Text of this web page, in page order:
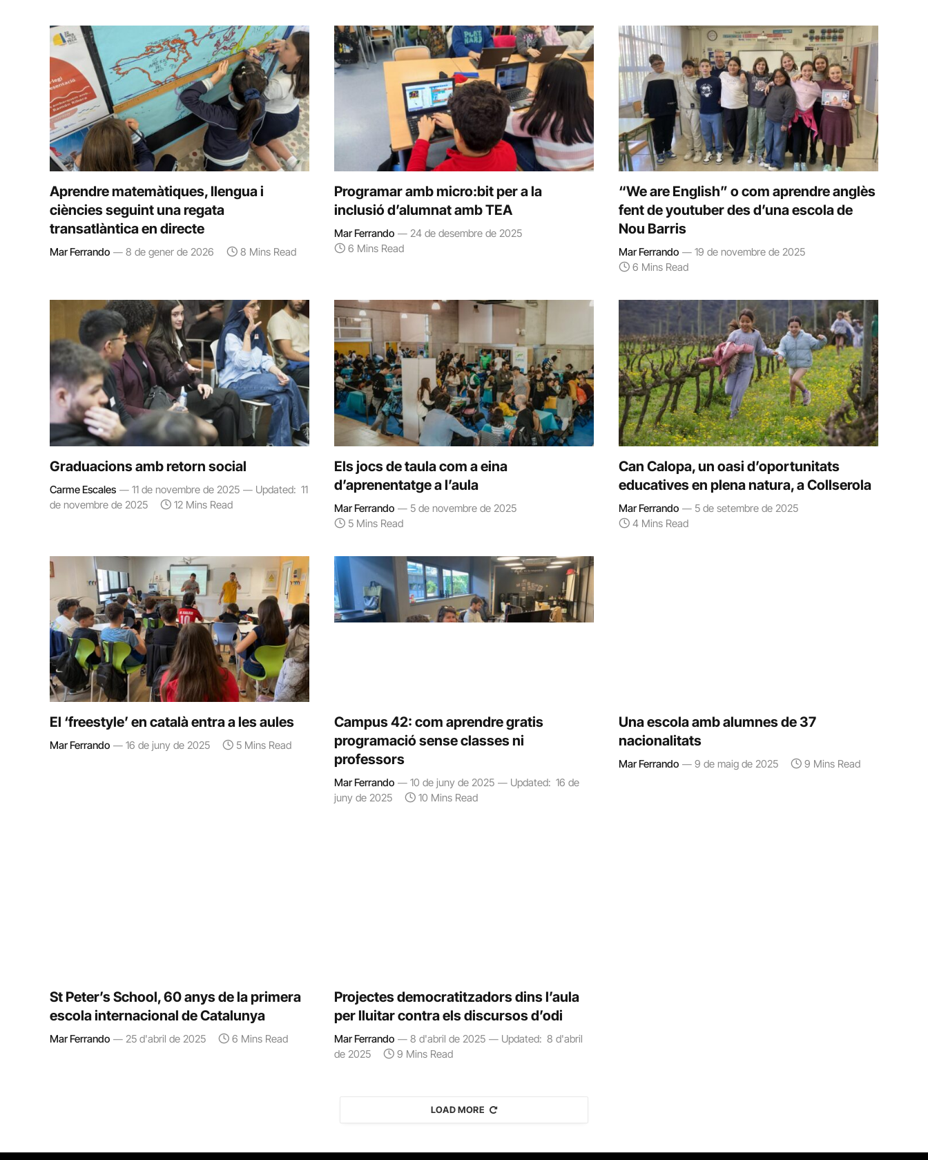
Aprendre matemàtiques, llengua i
ciències seguint una regata
transatlàntica en directe
Mar Ferrando 8 de gener de 2026 8 Mins Read
Programar amb micro:bit per a la
inclusió d’alumnat amb TEA
Mar Ferrando
24 de desembre de 2025
6 Mins Read
“We are English” o com aprendre anglès
fent de youtuber des d’una escola de
Nou Barris
Mar Ferrando
19 de novembre de 2025
6 Mins Read
Graduacions amb retorn social
Carme Escales 11 de novembre de 2025 Updated: 11
de novembre de 2025
12 Mins Read
Els jocs de taula com a eina
d’aprenentatge a l’aula
Mar Ferrando
5 de novembre de 2025
5 Mins Read
Can Calopa, un oasi d’oportunitats
educatives en plena natura, a Collserola
Mar Ferrando
5 de setembre de 2025
4 Mins Read
El ‘freestyle’ en català entra a les aules
Mar Ferrando 16 de juny de 2025 5 Mins Read
Campus 42: com aprendre gratis
programació sense classes ni
professors
Mar Ferrando 10 de juny de 2025 Updated: 16 de
juny de 2025
10 Mins Read
Una escola amb alumnes de 37
nacionalitats
Mar Ferrando 9 de maig de 2025 9 Mins Read
St Peter’s School, 60 anys de la primera
escola internacional de Catalunya
Mar Ferrando 25 d'abril de 2025 6 Mins Read
Projectes democratitzadors dins l’aula
per lluitar contra els discursos d’odi
Mar Ferrando 8 d'abril de 2025 Updated: 8 d'abril
de 2025
9 Mins Read
LOAD MORE